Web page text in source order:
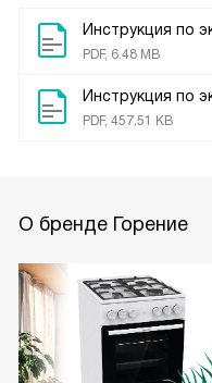
Инструкция по
PDF, 6.48 MB
Инструкция по
PDF, 457.51 KB
О бренде Горение